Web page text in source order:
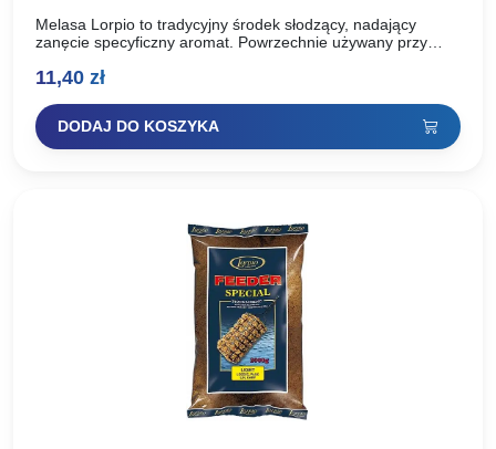
Melasa Lorpio to tradycyjny środek słodzący, nadający
zanęcie specyficzny aromat. Powrzechnie używany przy
wyciśnięcia butelkach. Nigdy więcej problemów…
11,40 zł
DODAJ DO KOSZYKA